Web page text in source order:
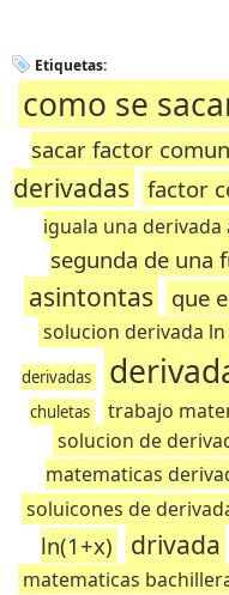
Etiquetas:
como se
sacar factor
derivadas
factor
iguala una derivada
segunda de una
asintontas que
solucion derivada ln
derivadas
chuletas
trabajo
solucion de
matematicas
soluicones de
ln(1+x)
drivada
matematicas